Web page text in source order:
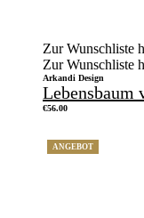
Zur Wunschliste
Zur Wunschliste
Arkandi Design
€56.00
ANGEBOT